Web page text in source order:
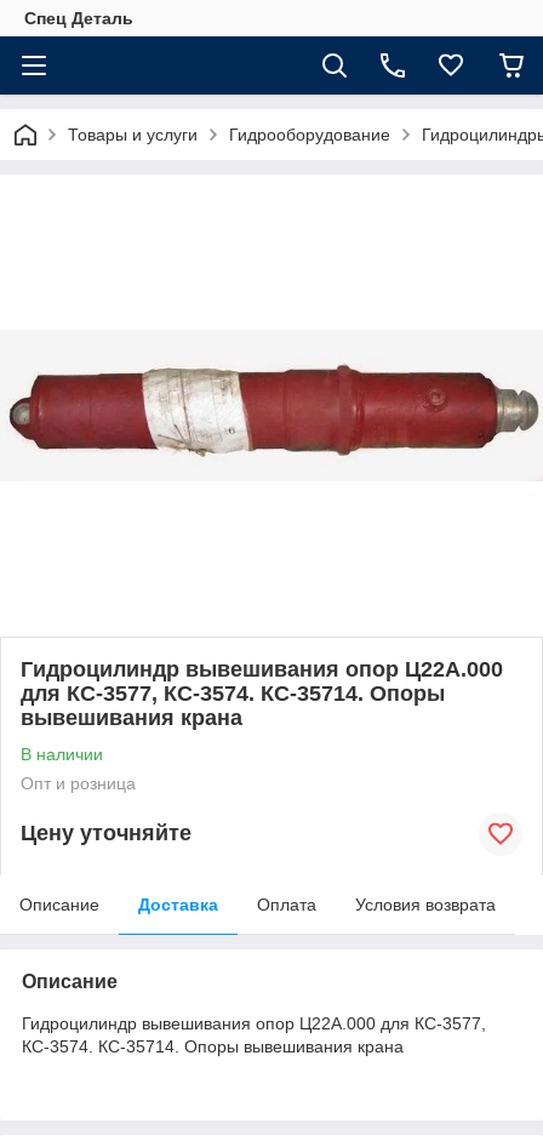
Спец Деталь
Товары и услуги Гидрооборудование
Гидроцилиндр вывешивания опор Ц22А.000
для КС-3577, КС-3574. КС-35714. Опоры
вывешивания крана
В наличии
Опт и розница
Цену уточняйте
Описание Доставка Оплата Условия возврата
Описание
Гидроцилиндр вывешивания опор Ц22А.000 для КС-3577,
КС-3574. КС-35714. Опоры вывешивания крана